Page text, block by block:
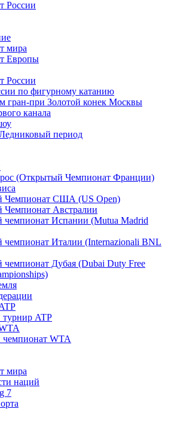
России
мира
Европы
России
по фигурному катанию
гран-при Золотой конек Москвы
канала
период
(Открытый Чемпионат Франции)
Чемпионат США (US Open)
Австралии
Испании (Mutua Madrid
Италии (Internazionali BNL
Дубая (Dubai Duty Free
ATP
WTA
мира
наций
7